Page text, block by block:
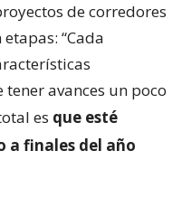
de corredores
“Cada
avances un poco
es que esté
a finales del año